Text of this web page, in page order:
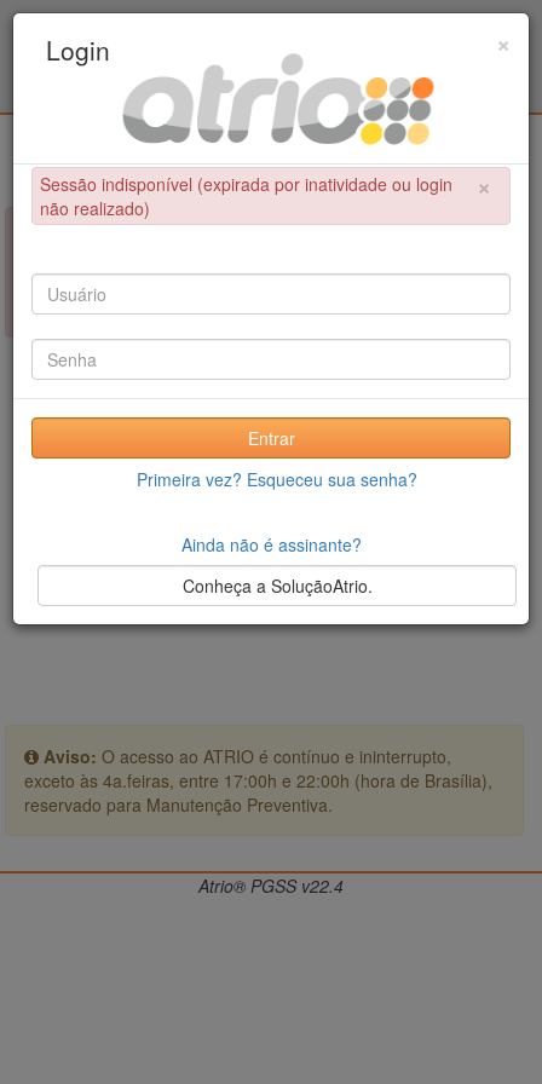
Metalúrgica e de Materiais - COPPE / UFRJ
×
NÃO FOI POSSÍVEL CONCLUIR A OPERAÇÃO
Sessão indisponível (expirada por inatividade ou login não
realizado)
Aviso: O acesso ao ATRIO é contínuo e ininterrupto,
exceto às 4a.feiras, entre 17:00h e 22:00h (hora de Brasília),
reservado para Manutenção Preventiva.
×
Login
×
Sessão indisponível (expirada por inatividade ou login
não realizado)
Entrar
Primeira vez? Esqueceu sua senha?
Ainda não é assinante?
Conheça a SoluçãoAtrio.
Atrio® PGSS v22.4